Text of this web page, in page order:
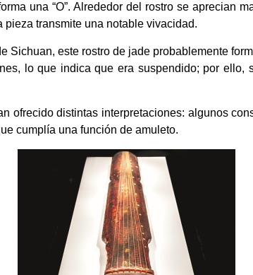
una “O”. Alrededor del rostro se aprecian
transmite una notable vivacidad.
Sichuan, este rostro de jade probablemente
lo que indica que era suspendido; por ello,
ofrecido distintas interpretaciones: algunos
cumplía una función de amuleto.